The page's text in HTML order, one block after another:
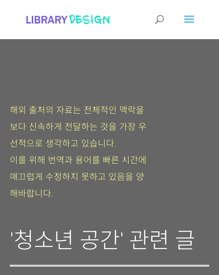
해외 출처의 자료는 전체적인 맥락을
보다 신속하게 전달하는 것을 가장 우
선적으로 생각하고 있습니다.
이를 위해 번역과 용어를 빠른 시간에
매끄럽게 수정하지 못하고 있음을 양
해바랍니다.
'청소년 공간' 관련 글